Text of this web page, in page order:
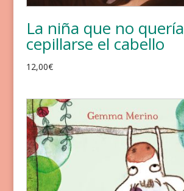
La niña que no quería
cepillarse el cabello
12,00€